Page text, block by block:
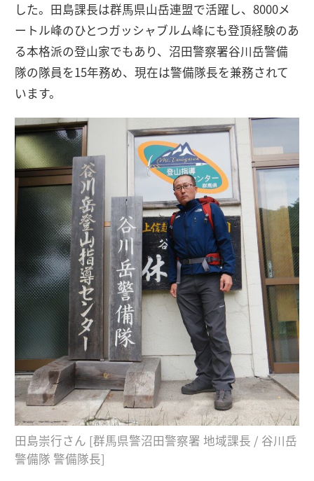
した。田島課長は群馬県山岳連盟で活躍し、8000メ
ートル峰のひとつガッシャブルム峰にも登頂経験のあ
る本格派の登山家でもあり、沼田警察署谷川岳警備
隊の隊員を15年務め、現在は警備隊長を兼務されて
います。
田島崇行さん [群馬県警沼田警察署 地域課長 / 谷川岳
警備隊 警備隊長]